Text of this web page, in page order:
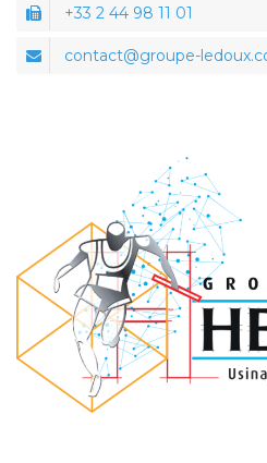
+33 2 44 98 11 01
contact@groupe-